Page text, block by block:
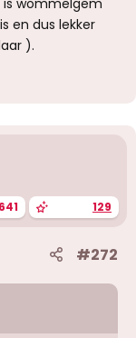
is wommelgem
en dus lekker
).
129
#272